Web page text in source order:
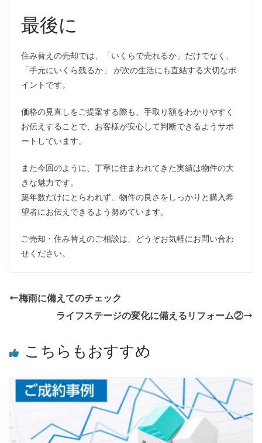
最後に
住み替えの売却では、「いくらで売れるか」だけでなく、
「手元にいくら残るか」 が次の生活にも直結する大切なポ
イントです。
価格の見直しをご提案する際も、手取り額をわかりやすく
お伝えすることで、お客様が安心して判断できるようサポ
ートしています。
また今回のように、丁寧に住まわれてきた実績は物件の大
きな魅力です。
築年数だけにとらわれず、物件の良さをしっかりと購入希
望者にお伝えできるよう努めています。
ご売却・住み替えのご相談は、どうぞお気軽にお問い合わ
せください。
梅雨に備えてのチェック
ライフステージの変化に備えるリフォーム②
こちらもおすすめ